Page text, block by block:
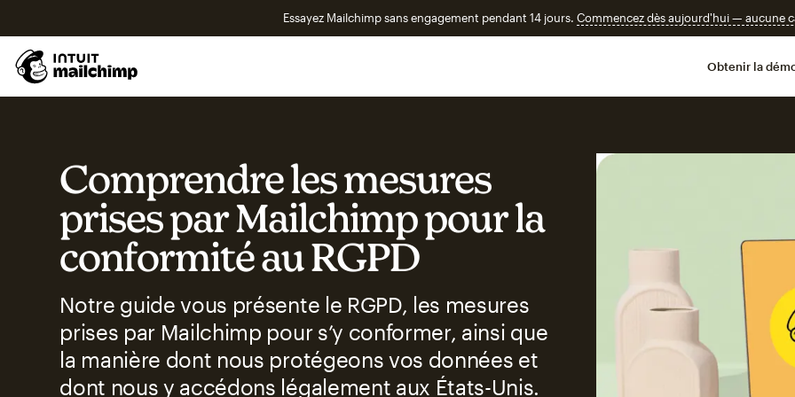
Essayez Mailchimp sans engagement pendant 14 jours. Commencez dès aujourd'hui — aucune
Obtenir la
Comprendre les mesures
prises par Mailchimp pour la
conformité au RGPD
Notre guide vous présente le RGPD, les mesures
prises par Mailchimp pour s’y conformer, ainsi que
la manière dont nous protégeons vos données et
dont nous y accédons légalement aux États-Unis.